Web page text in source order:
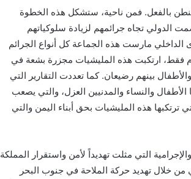
بالفعل. فمن ناحية، ستشكل هذه الخطوة
الدولي تجاه جرائمهم لزيادة سلوكياتهم
الداخلي مارست هذه الجماعة كل أنواع الجرائم
فقط، ارتكبت هذه المليشيات مجزرة بشعة في
ضحيتها 8 مدنيين من النساء والأطفال بينهم رضيعان. كما تعددت التقارير التي
والنساء والمدنيين العزل، والتي يصعب
ترتكبها هذه المليشيات بحق أبناء اليمن والتي
التي مثلت تهديداً لأمن واستقرار المملكة
من خلال تهديد حركة الملاحة في جنوب البحر